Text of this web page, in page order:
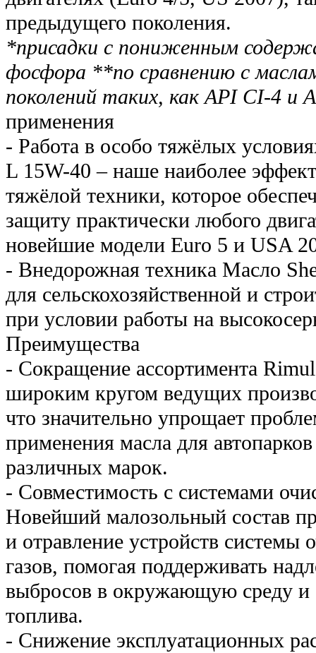
предыдущего поколения.
*присадки с пониженным
фосфора **по сравнению с
поколений таких, как API CI-4 и
применения
- Работа в особо тяжёлых
L 15W-40 – наше наиболее
тяжёлой техники, которое
защиту практически любого
новейшие модели Euro 5 и USA
- Внедорожная техника Масло
для сельскохозяйственной и
при условии работы на
Преимущества
- Сокращение ассортимента
широким кругом ведущих
что значительно упрощает
применения масла для
различных марок.
- Совместимость с системами
Новейший малозольный состав
и отравление устройств системы
газов, помогая поддерживать
выбросов в окружающую среду и
топлива.
- Снижение эксплуатационных